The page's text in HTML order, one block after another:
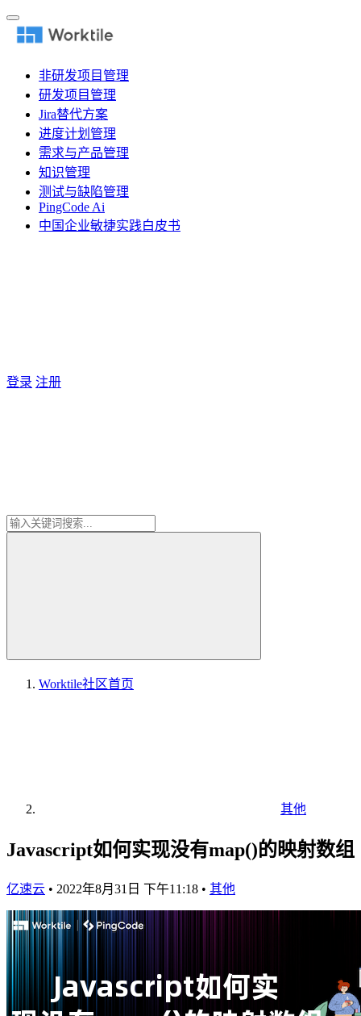
非研发项目管理
研发项目管理
Jira替代方案
进度计划管理
需求与产品管理
知识管理
测试与缺陷管理
PingCode Ai
中国企业敏捷实践白皮书
登录 注册
Worktile社区首页
其他
Javascript如何实现没有map()的映射数组
亿速云 • 2022年8月31日 下午11:18 • 其他